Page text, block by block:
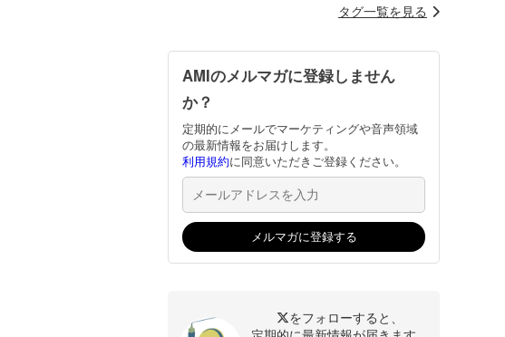
タグ一覧を見る
AMIのメルマガに登録しません
か？
定期的にメールでマーケティングや音声領域
の最新情報をお届けします。
利用規約に同意いただきご登録ください。
をフォローすると、